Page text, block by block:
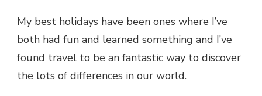
My best holidays have been ones where I’ve
both had fun and learned something and I’ve
found travel to be an fantastic way to discover
the lots of differences in our world.